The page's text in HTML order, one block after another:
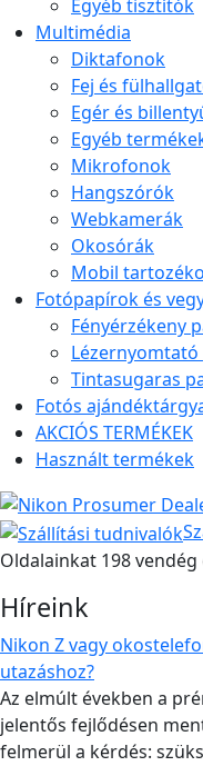
Egyéb tisztítók
Multimédia
Diktafonok
Fej és
Egér és
Egyéb
Mikrofonok
Hangszórók
Webkamerák
Okosórák
Mobil
Fotópapírok és
Fényérzékeny
Tintasugaras
Fotós
AKCIÓS TERMÉKEK
Használt termékek
Oldalainkat 198
Híreink
Nikon Z vagy
utazáshoz?
Az elmúlt években a
jelentős fejlődésen
felmerül a kérdés: